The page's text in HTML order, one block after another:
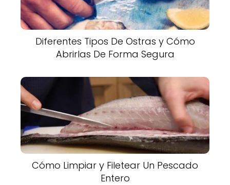
Diferentes Tipos De Ostras y Cómo
Abrirlas De Forma Segura
Cómo Limpiar y Filetear Un Pescado
Entero